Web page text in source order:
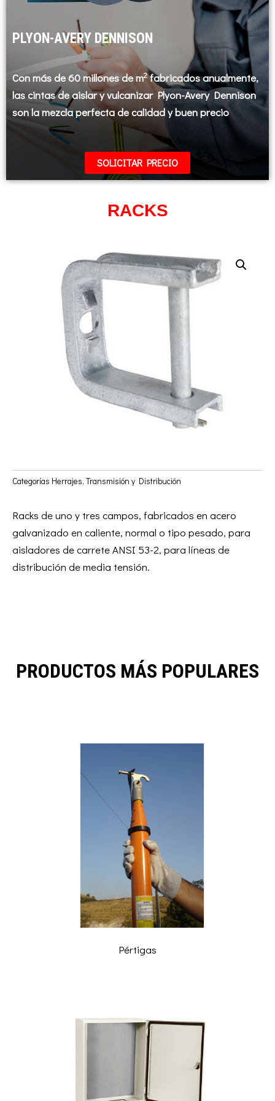
PLYON-AVERY DENNISON
Con más de 60 millones de m2fabricados anualmente,
las cintas de aislar y vulcanizar Plyon-Avery Dennison
son la mezcla perfecta de calidad y buen precio
SOLICITAR PRECIO
RACKS
Categorías Herrajes, Transmisión y Distribución
Racks de uno y tres campos, fabricados en acero
galvanizado en caliente, normal o tipo pesado, para
aisladores de carrete ANSI 53-2, para líneas de
distribución de media tensión.
PRODUCTOS MÁS POPULARES
Pértigas